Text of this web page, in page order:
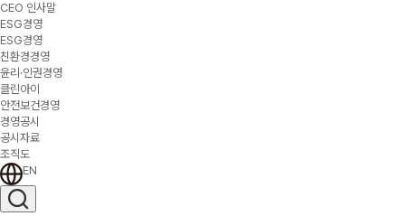
CEO 인사말
ESG경영
ESG경영
친환경경영
윤리·인권경영
클린아이
안전보건경영
경영공시
공시자료
조직도
EN